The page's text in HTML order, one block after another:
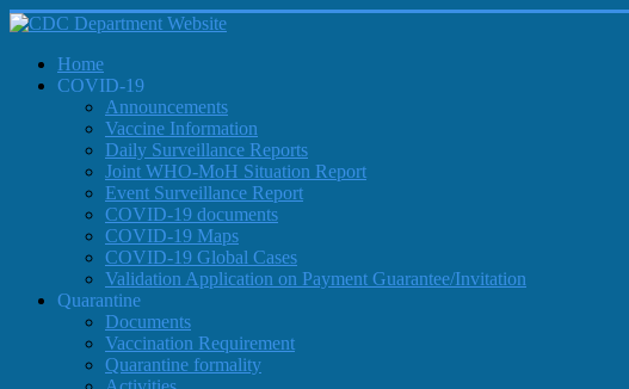
Home
COVID-19
Announcements
Vaccine Information
Daily Surveillance Reports
Joint WHO-MoH Situation Report
Event Surveillance Report
COVID-19 documents
COVID-19 Maps
COVID-19 Global Cases
Validation Application on Payment Guarantee/Invitation
Quarantine
Documents
Vaccination Requirement
Quarantine formality